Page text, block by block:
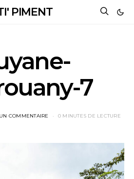
PIMENT
7
COMMENTAIRE 0 MINUTES DE LECTURE